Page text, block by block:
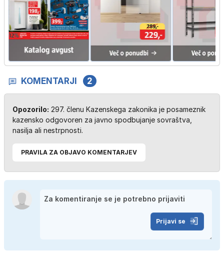
KOMENTARJI 2
Opozorilo: 297. členu Kazenskega zakonika je posameznik
kazensko odgovoren za javno spodbujanje sovraštva,
nasilja ali nestrpnosti.
PRAVILA ZA OBJAVO KOMENTARJEV
Prijavi se